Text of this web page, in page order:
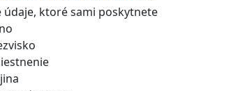
údaje, ktoré sami poskytnete